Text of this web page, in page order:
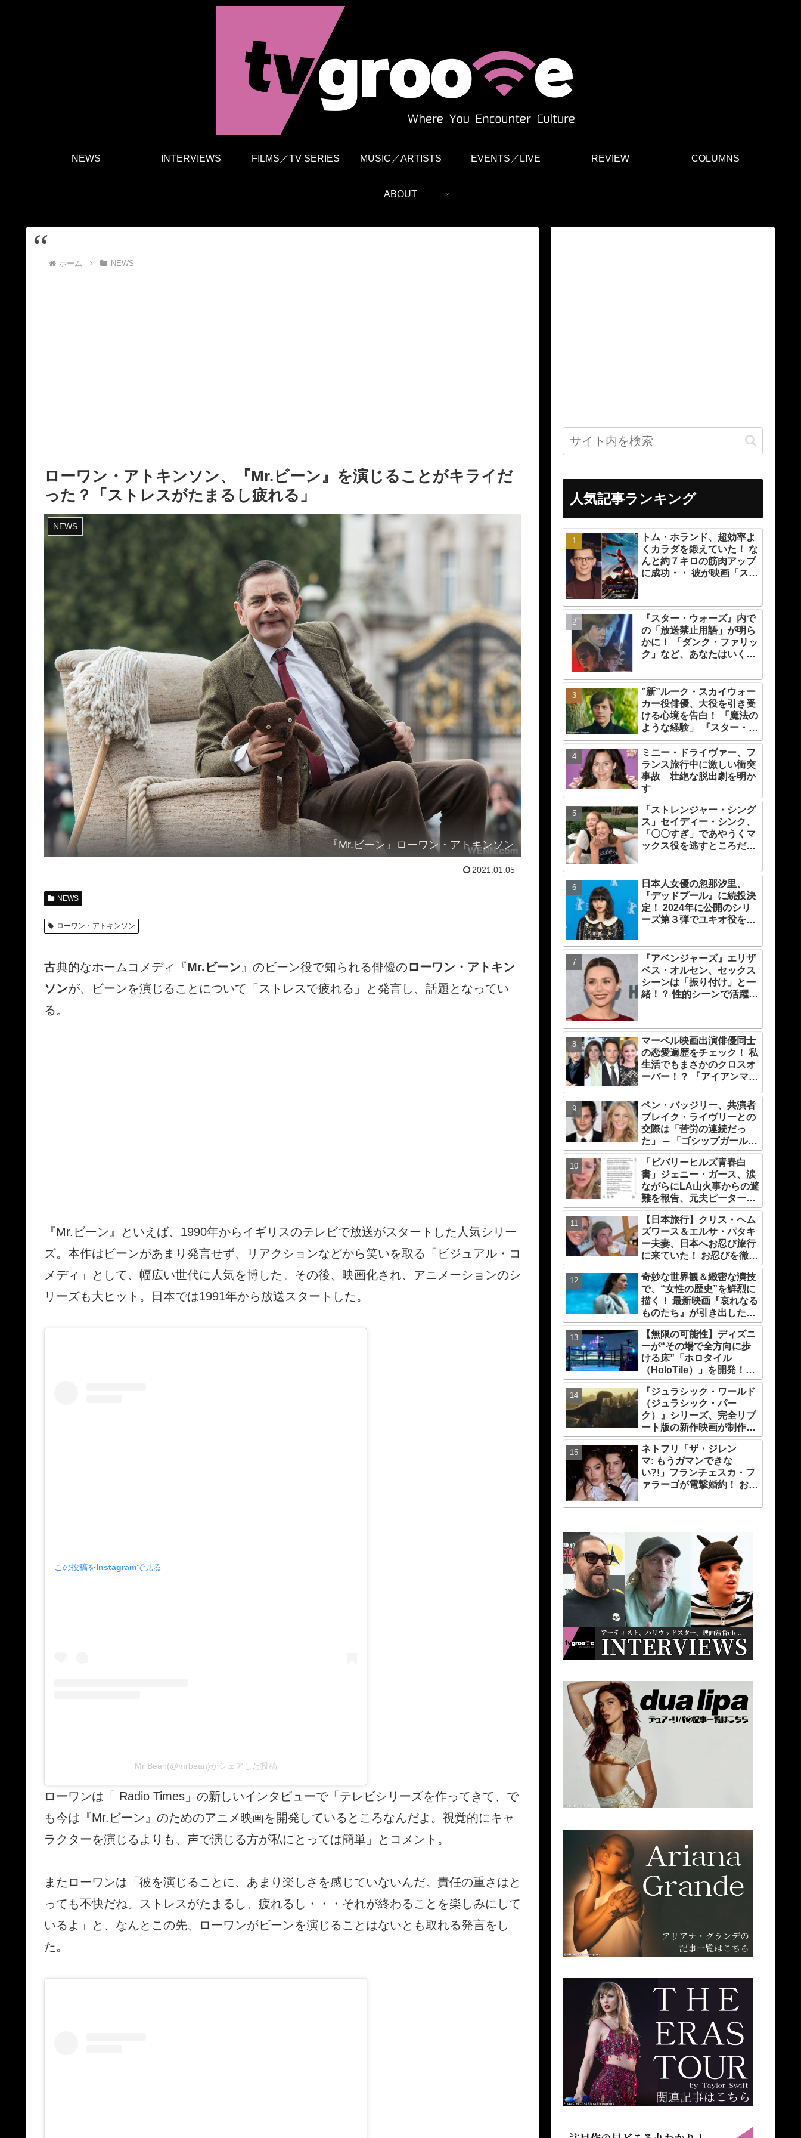
NEWS INTERVIEWS FILMS／TV SERIES MUSIC／ARTISTS EVENTS／LIVE REVIEW COLUMNS
ABOUT
ホーム NEWS
ローワン・アトキンソン、『Mr.ビーン』を演じることがキライだ
った？「ストレスがたまるし疲れる」
NEWS
『Mr.ビーン』ローワン・アトキンソン
2021.01.05
NEWS
ローワン・アトキンソン
古典的なホームコメディ『Mr.ビーン 』のビーン役で知られる俳優のローワン・アトキン
ソンが、ビーンを演じることについて「ストレスで疲れる」と発言し、話題となってい
る。
『Mr.ビーン』といえば、1990年からイギリスのテレビで放送がスタートした人気シリー
ズ。本作はビーンがあまり発言せず、リアクションなどから笑いを取る「ビジュアル・コ
メディ」として、幅広い世代に人気を博した。その後、映画化され、アニメーションのシ
リーズも大ヒット。日本では1991年から放送スタートした。
この投稿をInstagramで見る
Mr Bean(@mrbean)がシェアした投稿
ローワンは「 Radio Times」の新しいインタビューで「テレビシリーズを作ってきて、で
も今は『Mr.ビーン』のためのアニメ映画を開発しているところなんだよ。視覚的にキャ
ラクターを演じるよりも、声で演じる方が私にとっては簡単」とコメント。
またローワンは「彼を演じることに、あまり楽しさを感じていないんだ。責任の重さはと
っても不快だね。ストレスがたまるし、疲れるし・・・それが終わることを楽しみにして
いるよ」と、なんとこの先、ローワンがビーンを演じることはないとも取れる発言をし
た。
人気記事ランキング
トム・ホランド、超効率よ
くカラダを鍛えていた！ な
んと約７キロの筋肉アップ
に成功・・ 彼が映画「スパ
法とは？
『スター・ウォーズ』内で
の「放送禁止用語」が明ら
かに！ 「ダンク・ファリッ
ク」など、あなたはいくつ
”新”ルーク・スカイウォー
カー役俳優、大役を引き受
ける心境を告白！ 「魔法の
ような経験」 『スター・ウ
ォーズ』の一員になれたこ
とによろこび爆発
ミニー・ドライヴァー、フ
ランス旅行中に激しい衝突
事故 壮絶な脱出劇を明か
す
「ストレンジャー・シング
ス」セイディー・シンク、
「〇〇すぎ」であやうくマ
ックス役を逃すところだっ
変えたものとは？
日本人女優の忽那汐里、
『デッドプール』に続投決
定！ 2024年に公開のシリ
ーズ第３弾でユキオ役を再
『アベンジャーズ』エリザ
ベス・オルセン、セックス
シーンは「振り付け」と一
緒！？ 性的シーンで活躍す
ついても語る
マーベル映画出演俳優同士
の恋愛遍歴をチェック！ 私
生活でもまさかのクロスオ
ーバー！？ 「アイアンマン
ー・ロード ＆ シャロン・
カーター」は元恋人だっ
た・・
ペン・バッジリー、共演者
ブレイク・ライヴリーとの
交際は「苦労の連続だっ
た」 ─ 「ゴシップガール」
撮影中の葛藤とは？
「ビバリーヒルズ青春白
書」ジェニー・ガース、涙
ながらにLA山火事からの避
難を報告、元夫ピーター・
ファシネリが受け入れる
【日本旅行】クリス・ヘム
ズワース＆エルサ・パタキ
ー夫妻、日本へお忍び旅行
に来ていた！ お忍びを徹底
する理由については「（家
族の）写真を撮られるとキ
レそうになる」からという
過去の発言も
奇妙な世界観＆緻密な演技
で、“女性の歴史”を鮮烈に
描く！ 最新映画『哀れなる
ものたち』が引き出したエ
マ・ストーンのオーラと怪
演、そして緻密すぎる演技
力！ これは女性の“自由意
志”の物語［レビュー＆解
説］
【無限の可能性】ディズニ
ーが“その場で全方向に歩
ける床”「ホロタイル
（HoloTile）」を開発！
VR空間を自在に動けるよ
うに【『レディプレ』実現
への大きな一歩？】
『ジュラシック・ワールド
（ジュラシック・パー
ク）』シリーズ、完全リブ
ート版の新作映画が制作
中！ 元祖『ジュラシック・
パーク』の脚本家デヴィッ
ド・コープが関与
ネトフリ「ザ・ジレン
マ: もうガマンできな
い?!」フランチェスカ・フ
ァラーゴが電撃婚約！ お相
TikToker、しあわせいっぱ
り］